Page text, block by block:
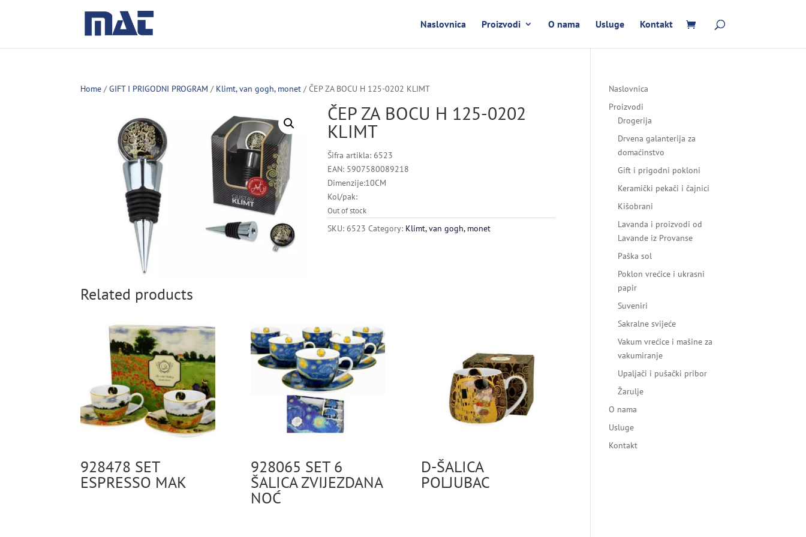
Naslovnica Proizvodi O nama Usluge Kontakt
Home /GIFT I PRIGODNI PROGRAM / Klimt, van gogh, monet / ČEP ZA BOCU H 125-0202 KLIMT
ČEP ZA BOCU H 125-0202
KLIMT
Šifra artikla: 6523
EAN: 5907580089218
Dimenzije:10CM
Kol/pak:
Out of stock
SKU: 6523 Category: Klimt, van gogh, monet
Related products
928478 SET
ESPRESSO MAK
928065 SET 6
ŠALICA ZVIJEZDANA
NOĆ
D-ŠALICA
POLJUBAC
Naslovnica
Proizvodi
Drogerija
Drvena galanterija za
domaćinstvo
Gift i prigodni pokloni
Keramički pekači i čajnici
Kišobrani
Lavanda i proizvodi od
Lavande iz Provanse
Paška sol
Poklon vrećice i ukrasni
papir
Suveniri
Sakralne svijeće
Vakum vrećice i mašine za
vakumiranje
Upaljači i pušački pribor
Žarulje
O nama
Usluge
Kontakt